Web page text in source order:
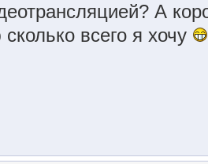
А
всего я хочу